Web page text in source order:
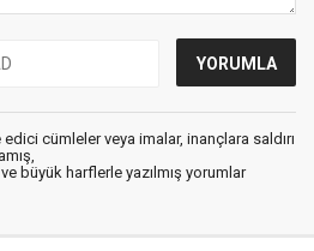
cümleler veya imalar, inançlara saldırı
büyük harflerle yazılmış yorumlar